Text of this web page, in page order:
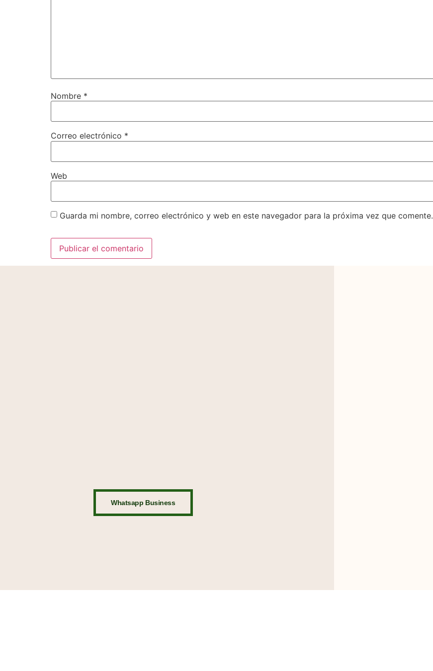
Nombre *
Correo electrónico *
Web
Guarda mi nombre, correo electrónico y web en este navegador para la próxima vez que comente.
Whatsapp Business